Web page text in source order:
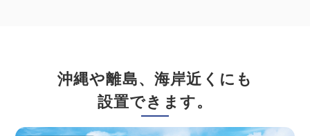
沖縄や離島、海岸近くにも
設置できます。